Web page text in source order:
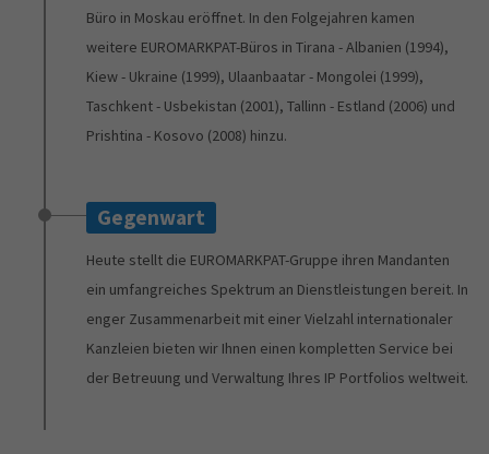
Büro in Moskau eröffnet. In den Folgejahren kamen
weitere EUROMARKPAT-Büros in Tirana - Albanien (1994),
Kiew - Ukraine (1999), Ulaanbaatar - Mongolei (1999),
Taschkent - Usbekistan (2001), Tallinn - Estland (2006) und
Prishtina - Kosovo (2008) hinzu.
Gegenwart
Heute stellt die EUROMARKPAT-Gruppe ihren Mandanten
ein umfangreiches Spektrum an Dienstleistungen bereit. In
enger Zusammenarbeit mit einer Vielzahl internationaler
Kanzleien bieten wir Ihnen einen kompletten Service bei
der Betreuung und Verwaltung Ihres IP Portfolios weltweit.